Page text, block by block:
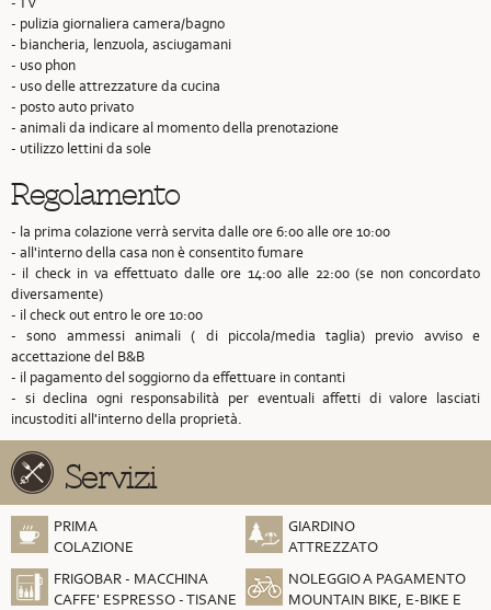
- pulizia giornaliera camera/bagno
- biancheria, lenzuola, asciugamani
- uso phon
- uso delle attrezzature da cucina
- posto auto privato
- animali da indicare al momento della prenotazione
- utilizzo lettini da sole
Regolamento
- la prima colazione verrà servita dalle ore 6:00 alle ore 10:00
- all'interno della casa non è consentito fumare
- il check in va effettuato dalle ore 14:00 alle 22:00 (se non concordato
diversamente)
- il check out entro le ore 10:00
- sono ammessi animali ( di piccola/media taglia) previo avviso e
accettazione del B&B
- il pagamento del soggiorno da effettuare in contanti
- si declina ogni responsabilità per eventuali affetti di valore lasciati
incustoditi all'interno della proprietà.
Servizi
PRIMA
COLAZIONE
FRIGOBAR - MACCHINA
CAFFE' ESPRESSO - TISANE
GIARDINO
ATTREZZATO
NOLEGGIO A PAGAMENTO
MOUNTAIN BIKE, E-BIKE E